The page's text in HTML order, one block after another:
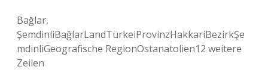
Bağlar,
ŞemdinliBağlarLandTürkeiProvinzHakkariBezirkŞe
mdinliGeografische RegionOstanatolien12 weitere
Zeilen